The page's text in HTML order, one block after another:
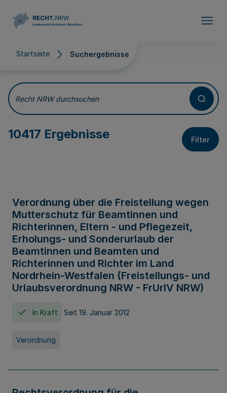
Startseite Suchergebnisse
Suchergebnisse
Recht NRW durchsuchen
10417 Ergebnisse Filter
Verordnung über die Freistellung wegen
Mutterschutz für Beamtinnen und
Richterinnen, Eltern - und Pflegezeit,
Erholungs- und Sonderurlaub der
Beamtinnen und Beamten und
Richterinnen und Richter im Land
Nordrhein-Westfalen (Freistellungs- und
Urlaubsverordnung NRW - FrUrlV NRW)
In Kraft Seit 19. Januar 2012
Verordnung